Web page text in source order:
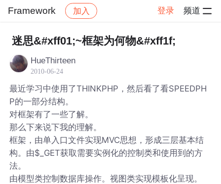
Framework 加入 登录 频道
社区 Framework 帖子详情
迷思&#xff01;~框架为何物&#xff1f;
HueThirteen
2010-06-24
最近学习中使用了THINKPHP，然后看了看SPEEDPH
P的一部分结构。
对框架有了一些了解。
那么下来说下我的理解。
框架，由单入口文件实现MVC思想，形成三层基本结
构。由$_GET获取需要实例化的控制类和使用到的方
法。
由模型类控制数据库操作。视图类实现模板化呈现。